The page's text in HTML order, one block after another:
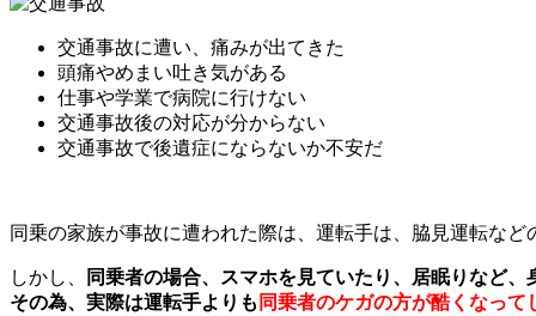
交通事故に遭い、痛みが出てきた
頭痛やめまい吐き気がある
仕事や学業で病院に行けない
交通事故後の対応が分からない
交通事故で後遺症にならないか不安だ
同乗の家族が事故に遭われた際は、運転手は、脇見運転な
しかし、
同乗者の場合、スマホを見ていたり、居眠りなど
その為、実際は運転手よりも 同乗者のケガの方が酷くなって